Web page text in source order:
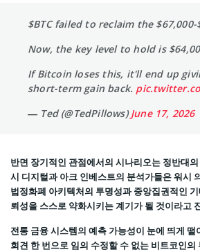
$BTC failed to reclaim the $67,000-
Now, the key level to hold is
If Bitcoin loses this, it'll end up
short-term gain back.
— Ted (@TedPillows)June 17, 2026
반면 장기적인 관점에서의 시나리오는 정반대
시 디지털과 아크 인베스트의 분석가들은 워시
법정화폐 아키텍처의 투명성과 중앙집권적인
뢰성을 스스로 약화시키는 계기가 될 것이라고
전통 금융 시스템의 예측 가능성이 눈에 띄게
회견 한 번으로 임의 수정할 수 없는 비트코인